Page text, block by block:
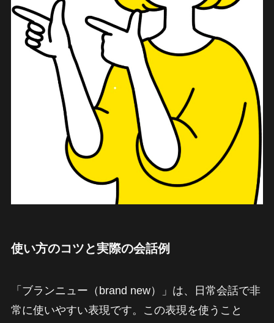
使い方のコツと実際の会話例
「ブランニュー（brand new）」は、日常会話で非
常に使いやすい表現です。この表現を使うこと